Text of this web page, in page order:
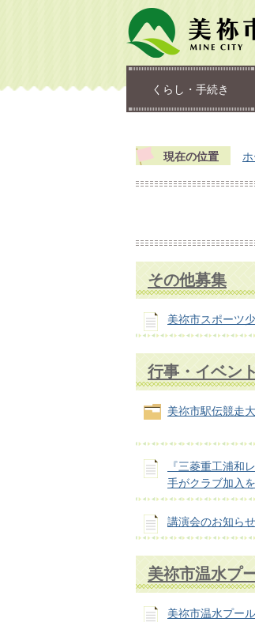
くらし・手続き
現在の位置
その他募集
美祢市スポーツ
行事・イベン
美祢市駅伝競走
『三菱重工浦和
手がクラブ加入
講演会のお知らせ
美祢市温水プ
美祢市温水プー